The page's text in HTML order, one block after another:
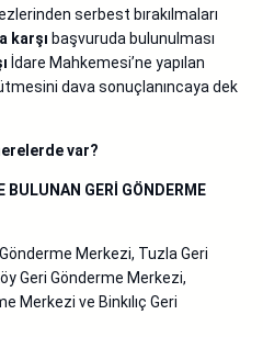
serbest bırakılmaları
karşı başvuruda bulunulması
İdare Mahkemesi’ne yapılan
dava sonuçlanıncaya dek
var?
BULUNAN GERİ GÖNDERME
Merkezi, Tuzla Geri
Geri Gönderme Merkezi,
Merkezi ve Binkılıç Geri